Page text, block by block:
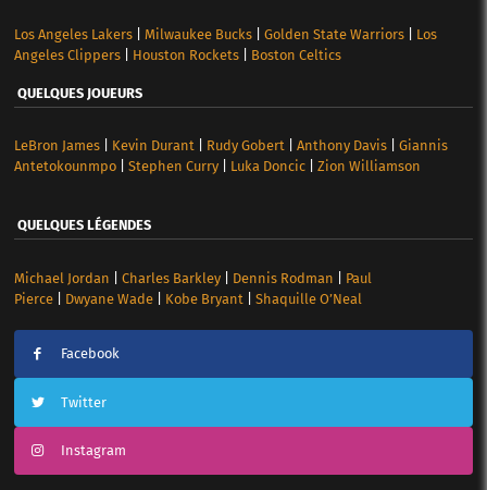
Los Angeles Lakers| Milwaukee Bucks| Golden State Warriors| Los
Angeles Clippers| Houston Rockets| Boston Celtics
QUELQUES JOUEURS
LeBron James| Kevin Durant| Rudy Gobert| Anthony Davis| Giannis
Antetokounmpo| Stephen Curry| Luka Doncic| Zion Williamson
QUELQUES LÉGENDES
Michael Jordan Charles Barkley| Dennis Rodman
Paul
Pierce| Dwyane Wade| Kobe Bryant Shaquille O’Neal
Facebook
Twitter
Instagram